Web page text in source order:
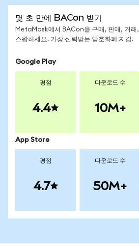
몇 초 만에 BACon 받기
MetaMask에서 BACon을 구매, 판매, 거래,
스왑하세요. 가장 신뢰받는 암호화폐 지갑.
Google Play
평점
4.4
다운로드 수
10M+
App Store
평점
4.7
다운로드 수
50M+